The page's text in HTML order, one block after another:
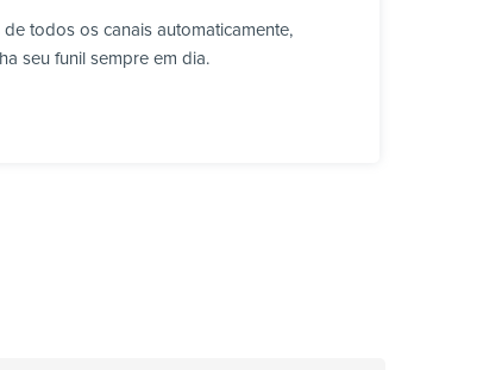
todos os canais automaticamente,
seu funil sempre em dia.